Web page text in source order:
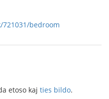
bedroom
etoso kaj ties bildo.